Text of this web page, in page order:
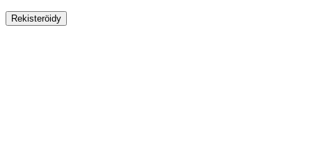
Rekisteröidy